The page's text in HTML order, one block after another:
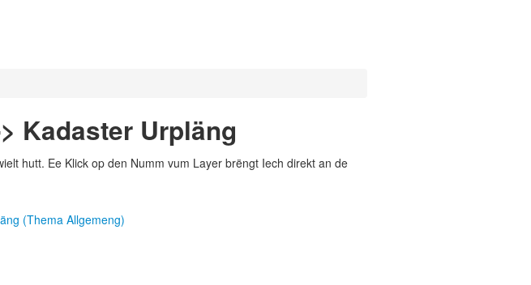
Kadaster Urpläng
hutt. Ee Klick op den Numm vum Layer brëngt Iech direkt an de
(Thema Allgemeng)